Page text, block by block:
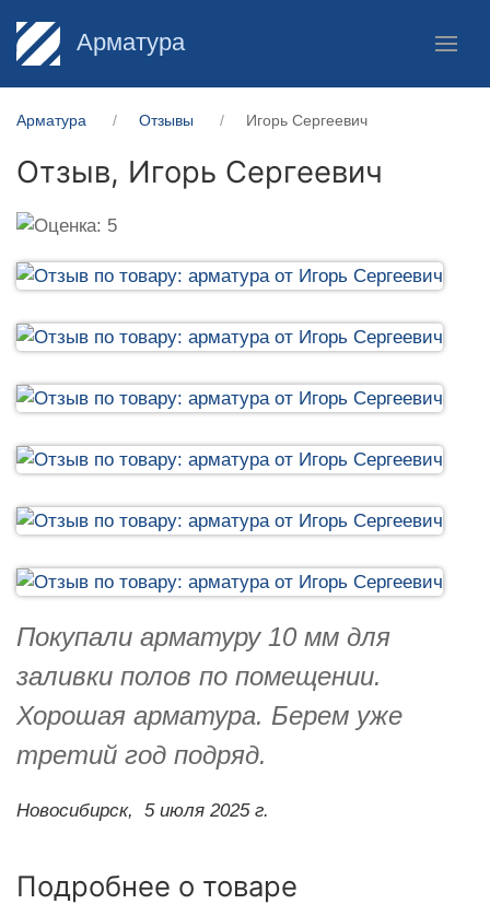
Арматура
Арматура Отзывы Игорь Сергеевич
Отзыв, Игорь Сергеевич
Покупали арматуру 10 мм для
заливки полов по помещении.
Хорошая арматура. Берем уже
третий год подряд.
Новосибирск, 5 июля 2025 г.
Подробнее о товаре